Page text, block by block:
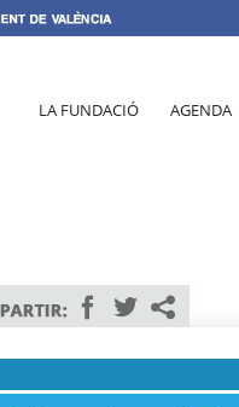
LA FUNDACIÓ AGENDA